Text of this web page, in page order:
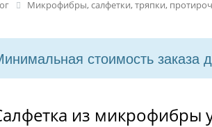
Микрофибры, салфетки, тряпки,
стоимость
из микрофибры